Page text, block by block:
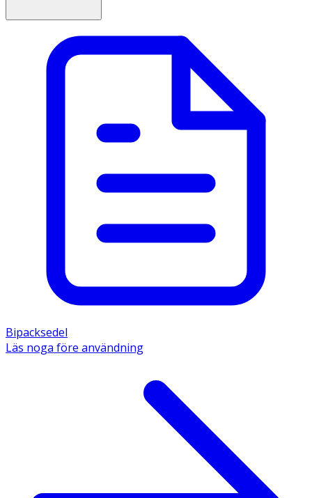
Bipacksedel
Läs noga före användning